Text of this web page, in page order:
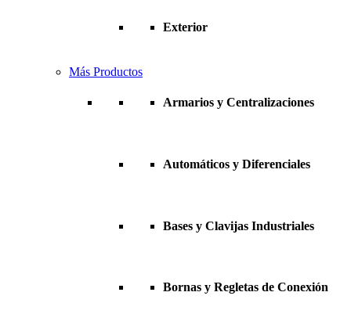
Exterior
Más Productos
Armarios y Centralizaciones
Automáticos y Diferenciales
Bases y Clavijas Industriales
Bornas y Regletas de Conexión